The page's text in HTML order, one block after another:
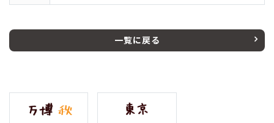
一覧に戻る